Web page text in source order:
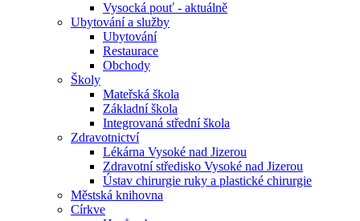
Vysocká pouť - aktuálně
Ubytování a služby
Ubytování
Restaurace
Obchody
Školy
Mateřská škola
Základní škola
Integrovaná střední škola
Zdravotnictví
Lékárna Vysoké nad Jizerou
Zdravotní středisko Vysoké nad Jizerou
Ústav chirurgie ruky a plastické chirurgie
Městská knihovna
Církve